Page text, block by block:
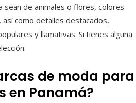
de animales o flores, colores
como detalles destacados,
y llamativas. Si tienes alguna
de moda para
en Panamá?